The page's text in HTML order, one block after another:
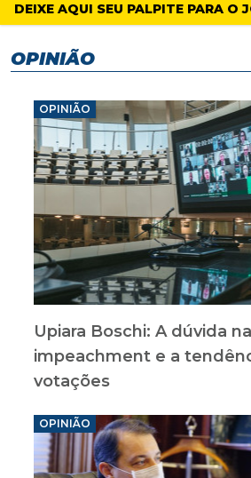
DEIXE AQUI SEU PALPITE PARA O
OPINIÃO
OPINIÃO
Upiara Boschi: A dúvida
impeachment e a
votações
OPINIÃO